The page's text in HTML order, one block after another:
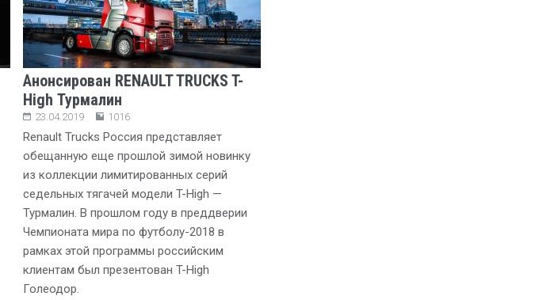
Анонсирован RENAULT TRUCKS T-
High Турмалин
23.04.2019 1016
Renault Trucks Россия представляет
обещанную еще прошлой зимой новинку
из коллекции лимитированных серий
седельных тягачей модели T-High —
Турмалин. В прошлом году в преддверии
Чемпионата мира по футболу-2018 в
рамках этой программы российским
клиентам был презентован T-High
Голеодор.